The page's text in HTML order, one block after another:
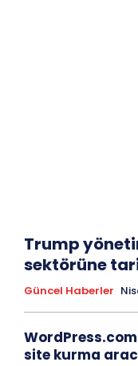
Trump
sektörüne
Güncel Haberler
site kurma